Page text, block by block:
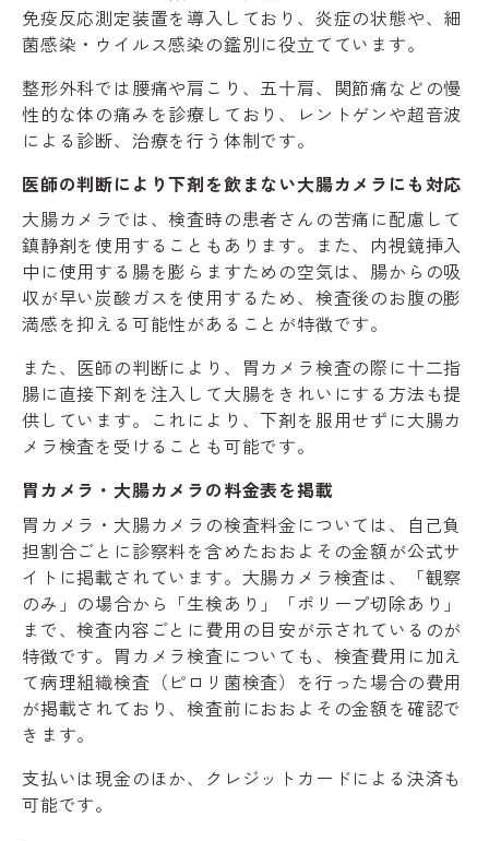
免疫反応測定装置を導入しており、炎症の状態や、細
菌感染・ウイルス感染の鑑別に役立てています。
整形外科では腰痛や肩こり、五十肩、関節痛などの慢
性的な体の痛みを診療しており、レントゲンや超音波
による診断、治療を行う体制です。
医師の判断により下剤を飲まない大腸カメラにも対応
大腸カメラでは、検査時の患者さんの苦痛に配慮して
鎮静剤を使用することもあります。また、内視鏡挿入
中に使用する腸を膨らますための空気は、腸からの吸
収が早い炭酸ガスを使用するため、検査後のお腹の膨
満感を抑える可能性があることが特徴です。
また、医師の判断により、胃カメラ検査の際に十二指
腸に直接下剤を注入して大腸をきれいにする方法も提
供しています。これにより、下剤を服用せずに大腸カ
メラ検査を受けることも可能です。
胃カメラ・大腸カメラの料金表を掲載
胃カメラ・大腸カメラの検査料金については、自己負
担割合ごとに診察料を含めたおおよその金額が公式サ
イトに掲載されています。大腸カメラ検査は、「観察
のみ」の場合から「生検あり」「ポリープ切除あり」
まで、検査内容ごとに費用の目安が示されているのが
特徴です。胃カメラ検査についても、検査費用に加え
て病理組織検査（ピロリ菌検査）を行った場合の費用
が掲載されており、検査前におおよその金額を確認で
きます。
支払いは現金のほか、クレジットカードによる決済も
可能です。